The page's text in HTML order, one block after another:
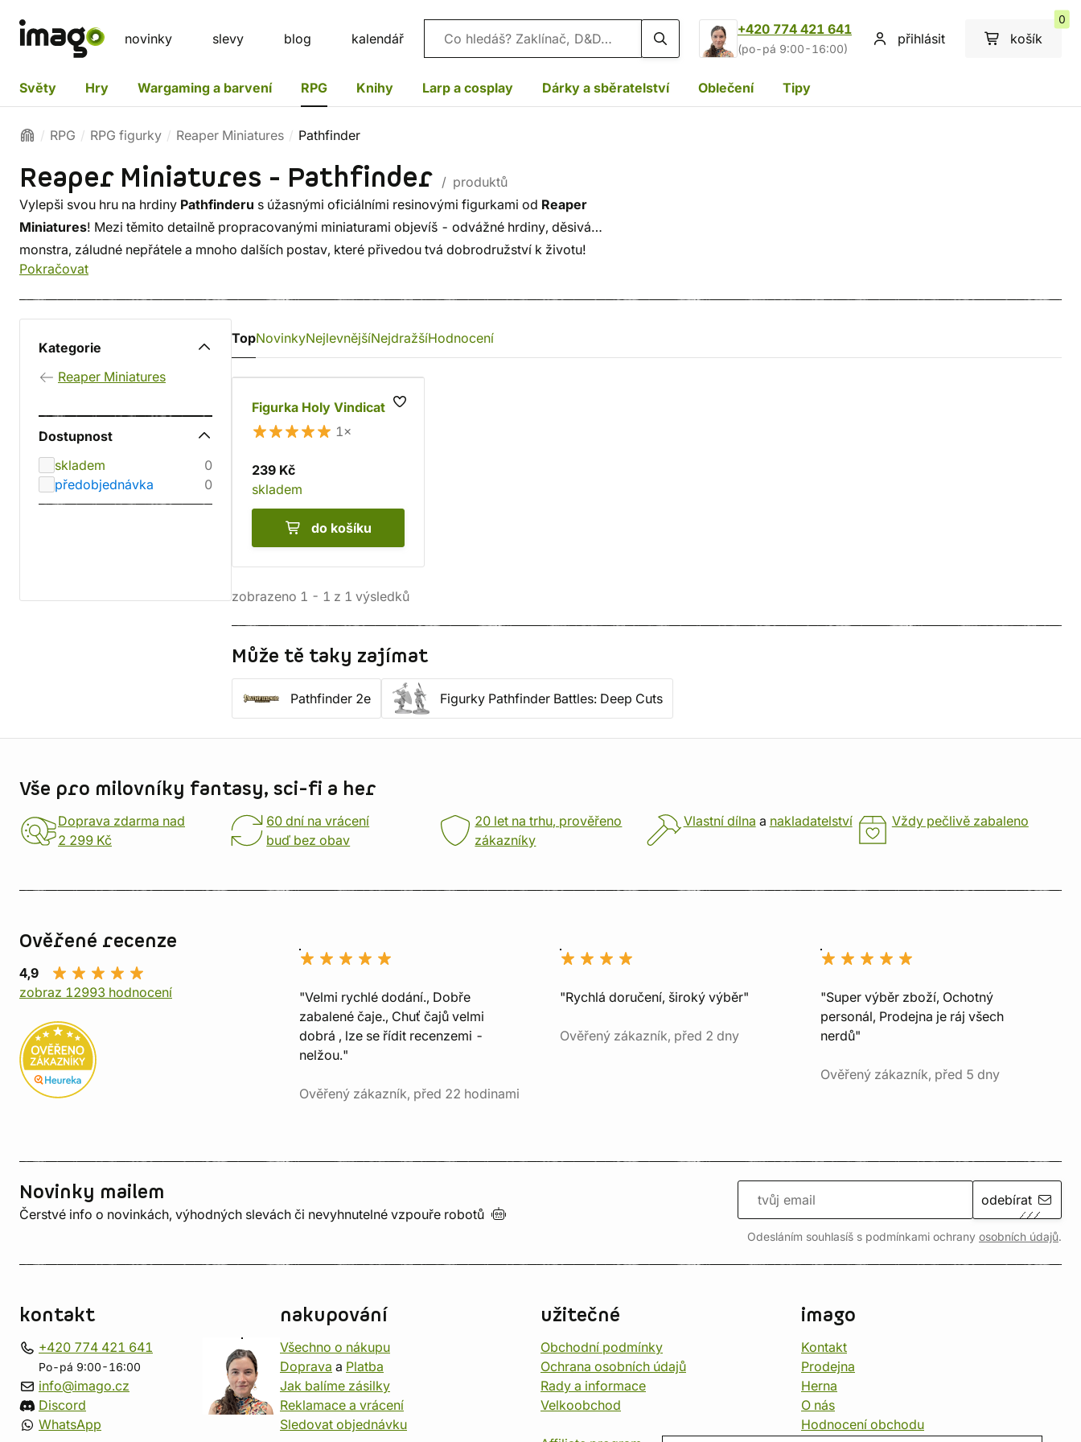
novinky slevy blog kalendář Vyhledávání
+420 774 421 641
(po-pá 9:00-16:00)
přihlásit košík
0
Světy Hry Wargaming a barvení RPG Knihy Larp a cosplay Dárky a sběratelství Oblečení Tipy
RPG RPG figurky Reaper Miniatures Pathfinder
Reaper Miniatures - Pathfinder / produktů
Vylepši svou hru na hrdiny Pathfinderu s úžasnými oficiálními resinovými figurkami od Reaper
Miniatures! Mezi těmito detailně propracovanými miniaturami objevíš - odvážné hrdiny, děsivá
monstra, záludné nepřátele a mnoho dalších postav, které přivedou tvá dobrodružství k životu!
Pokračovat
Kategorie
Reaper Miniatures
Dostupnost
skladem
0
předobjednávka
0
TopNovinkyNejlevnějšíNejdražšíHodnocení
Figurka Holy Vindicator
1×
239 Kč
skladem
do košíku
zobrazeno 1 - 1 z 1 výsledků
Může tě taky zajímat
Pathfinder 2e Figurky Pathfinder Battles: Deep Cuts
Vše pro milovníky fantasy, sci-fi a her
Doprava zdarma nad
2 299 Kč
60 dní na vrácení
buď bez obav
20 let na trhu, prověřeno
zákazníky
Vlastní dílna a nakladatelství Vždy pečlivě zabaleno
Ověřené recenze
4,9
zobraz 12993 hodnocení
"Velmi rychlé dodání., Dobře
zabalené čaje., Chuť čajů velmi
dobrá , lze se řídit recenzemi -
nelžou."
Ověřený zákazník, před 22 hodinami
"Rychlá doručení, široký výběr"
Ověřený zákazník, před 2 dny
"Super výběr zboží, Ochotný
personál, Prodejna je ráj všech
nerdů"
Ověřený zákazník, před 5 dny
Novinky mailem
Čerstvé info o novinkách, výhodných slevách či nevyhnutelné vzpouře robotů
odebírat
Odesláním souhlasíš s podmínkami ochrany osobních údajů.
kontakt
+420 774 421 641
Po-pá 9:00-16:00
info@imago.cz
Discord
WhatsApp
nakupování
Všechno o nákupu
Doprava a Platba
Jak balíme zásilky
Reklamace a vrácení
Sledovat objednávku
užitečné
Obchodní podmínky
Ochrana osobních údajů
Rady a informace
Velkoobchod
imago
Kontakt
Prodejna
Herna
O nás
Hodnocení obchodu